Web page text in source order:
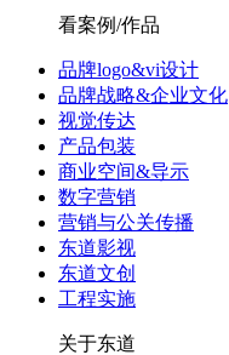
看案例/作品
品牌logo&vi设计
品牌战略&企业文化
视觉传达
产品包装
商业空间&导示
数字营销
营销与公关传播
东道影视
东道文创
工程实施
关于东道